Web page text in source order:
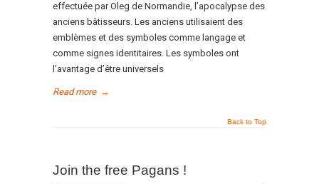
effectuée par Oleg de Normandie, l’apocalypse des
anciens bâtisseurs. Les anciens utilisaient des
emblèmes et des symboles comme langage et
comme signes identitaires. Les symboles ont
l’avantage d’être universels
Read more →
Back to Top
Join the free Pagans !